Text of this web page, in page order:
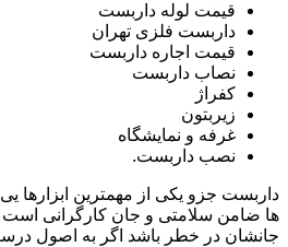
قیمت لوله داربست
داربست فلزی تهران
قیمت اجاره داربست
نصاب داربست
کفراژ
زیربتون
غرفه و نمایشگاه
نصب داربست.
داربست جزو یکی از مهمترین ابزارها
ها ضامن سلامتی و جان کارگرانی است
جانشان در خطر باشد اگر به اصول